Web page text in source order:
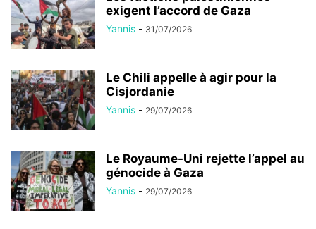
exigent l’accord de Gaza
Yannis - 31/07/2026
Le Chili appelle à agir pour la
Cisjordanie
Yannis - 29/07/2026
Le Royaume-Uni rejette l’appel au
génocide à Gaza
Yannis - 29/07/2026